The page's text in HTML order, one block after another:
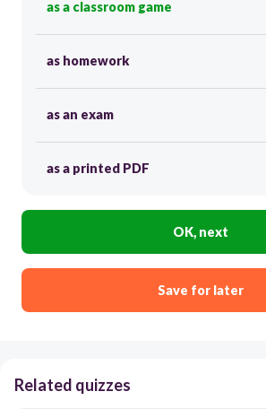
as a classroom game
as homework
as an exam
as a printed PDF
OK, next
Save for later
Related quizzes